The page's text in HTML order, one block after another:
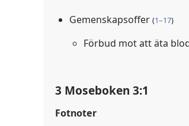
Gemenskapsoffer (1–17)
Förbud mot att äta
3 Moseboken 3:1
Fotnoter